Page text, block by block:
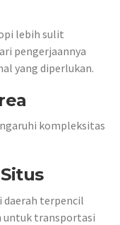
lebih sulit
pengerjaannya
yang diperlukan.
kompleksitas
daerah terpencil
untuk transportasi